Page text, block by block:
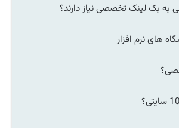
به بک لینک تخصصی نیاز دارند؟
های نرم افزار